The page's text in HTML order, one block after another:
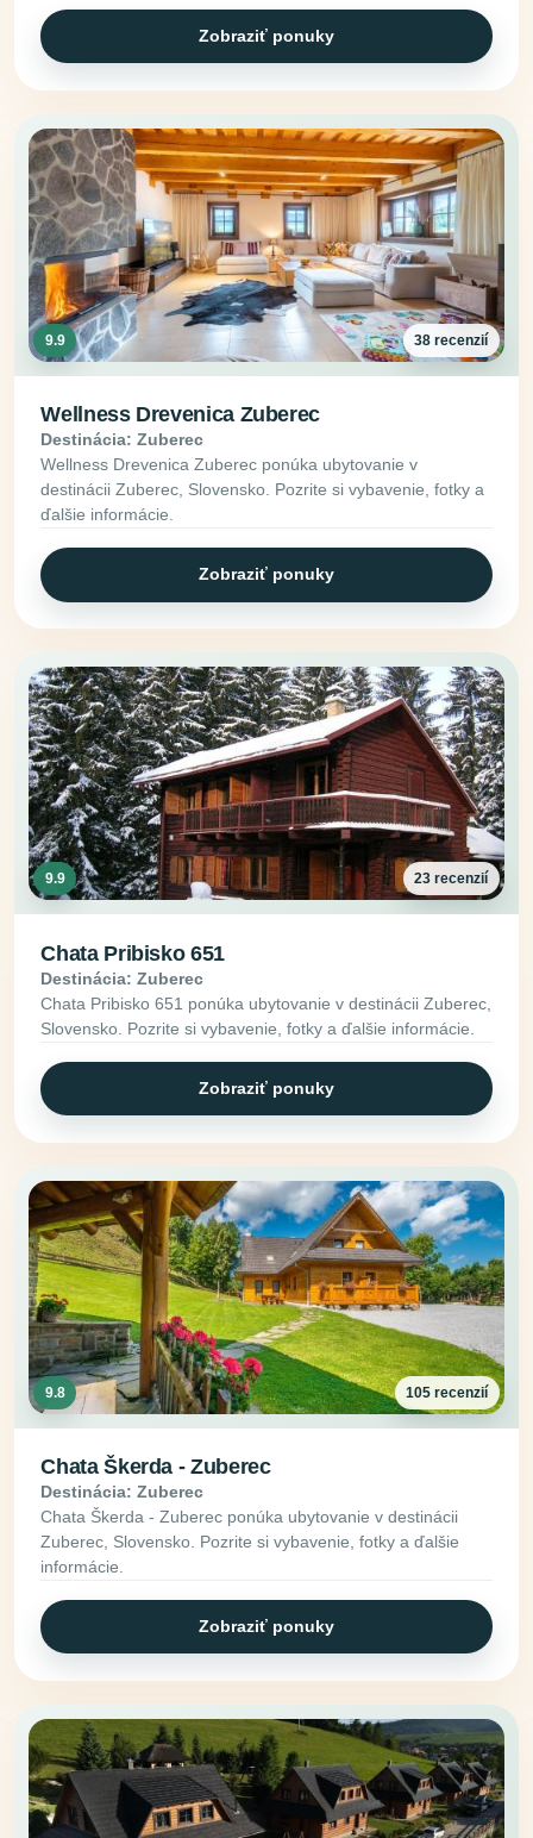
Zobraziť ponuky
9.9 38 recenzií
Wellness Drevenica Zuberec
Destinácia: Zuberec
Wellness Drevenica Zuberec ponúka ubytovanie v
destinácii Zuberec, Slovensko. Pozrite si vybavenie, fotky a
ďalšie informácie.
Zobraziť ponuky
9.9 23 recenzií
Chata Pribisko 651
Destinácia: Zuberec
Chata Pribisko 651 ponúka ubytovanie v destinácii Zuberec,
Slovensko. Pozrite si vybavenie, fotky a ďalšie informácie.
Zobraziť ponuky
9.8 105 recenzií
Chata Škerda - Zuberec
Destinácia: Zuberec
Chata Škerda - Zuberec ponúka ubytovanie v destinácii
Zuberec, Slovensko. Pozrite si vybavenie, fotky a ďalšie
informácie.
Zobraziť ponuky